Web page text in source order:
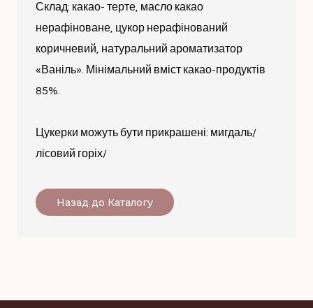
Склад: какао- терте, масло какао
нерафіноване, цукор нерафінований
коричневий, натуральний ароматизатор
«Ваніль». Мінімальний вміст какао-продуктів
85%.
Цукерки можуть бути прикрашені: мигдаль/
лісовий горіх/
Назад до Каталогу